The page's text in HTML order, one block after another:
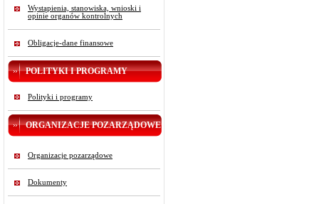
Wystąpienia, stanowiska, wnioski i
opinie organów kontrolnych
Obligacje-dane finansowe
POLITYKI I PROGRAMY
Polityki i programy
ORGANIZACJE POZARZĄDOWE
Organizacje pozarządowe
Dokumenty